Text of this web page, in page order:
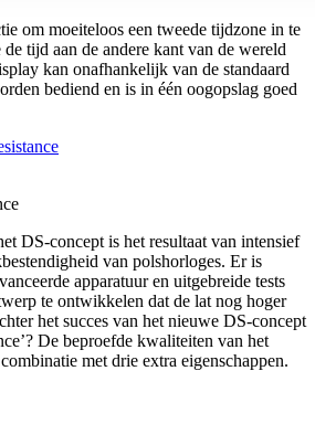
om moeiteloos een tweede tijdzone in te
tijd aan de andere kant van de wereld
kan onafhankelijk van de standaard
bediend en is in één oogopslag goed
DS-concept is het resultaat van intensief
van polshorloges. Er is
apparatuur en uitgebreide tests
te ontwikkelen dat de lat nog hoger
het succes van het nieuwe DS-concept
De beproefde kwaliteiten van het
met drie extra eigenschappen.